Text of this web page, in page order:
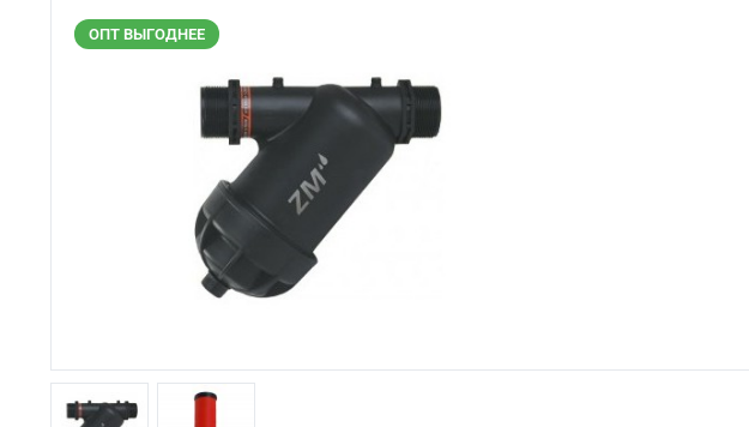
ОПТ ВЫГОДНЕЕ